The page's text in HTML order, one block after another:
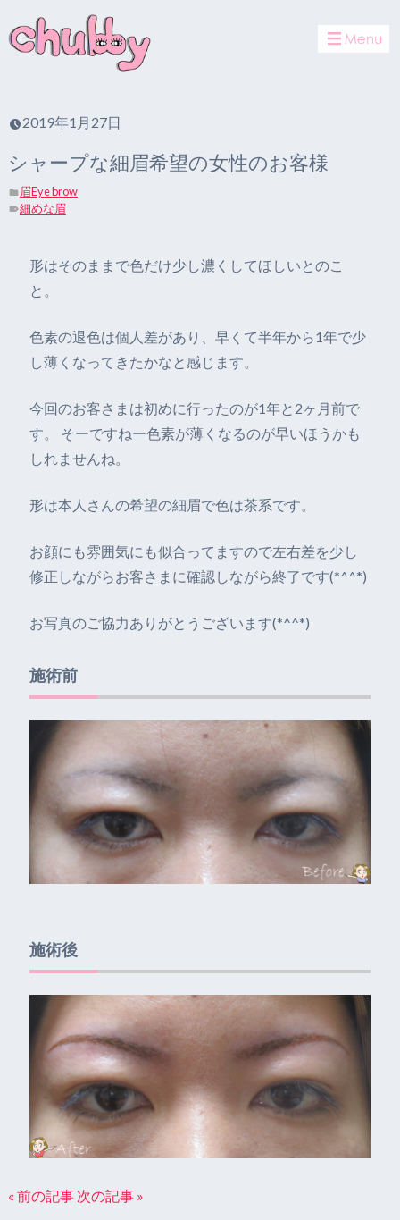
2019年1月27日
シャープな細眉希望の女性のお客様
眉Eye brow
細めな眉
形はそのままで色だけ少し濃くしてほしいとのこ
と。
色素の退色は個人差があり、早くて半年から1年で少
し薄くなってきたかなと感じます。
今回のお客さまは初めに行ったのが1年と2ヶ月前で
す。 そーですねー色素が薄くなるのが早いほうかも
しれませんね。
形は本人さんの希望の細眉で色は茶系です。
お顔にも雰囲気にも似合ってますので左右差を少し
修正しながらお客さまに確認しながら終了です(*^^*)
お写真のご協力ありがとうございます(*^^*)
施術前
施術後
« 前の記事 次の記事 »